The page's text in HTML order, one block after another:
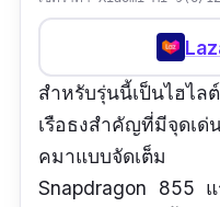
สำหรับรุ่นนี้เป็นไฮไล
เรือธงสำคัญที่มีจุดเด่
คมาแบบจัดเต็ม
Snapdragon 855